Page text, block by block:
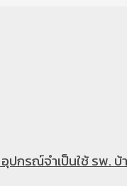
รณ์จำเป็นใช้ รพ. บ้า